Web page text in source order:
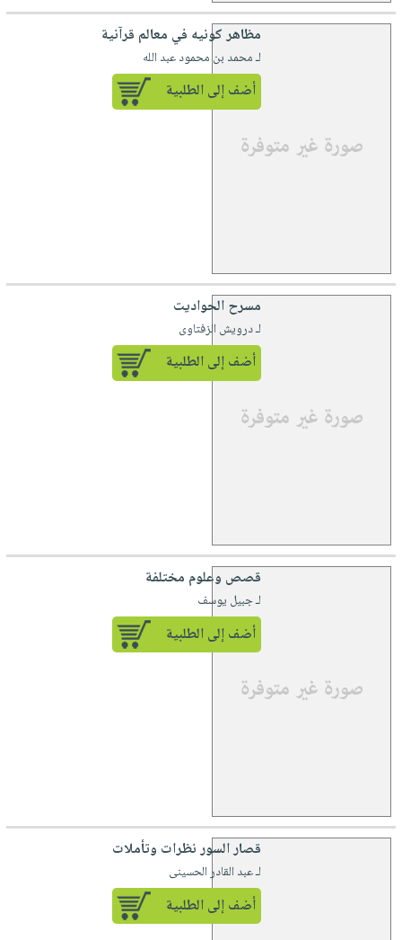
مظاهر كونيه في معالم قرآنية
لـ محمد بن محمود عبد الله
أضف إلى الطلبية
مسرح الحواديت
لـ درويش الزفتاوى
أضف إلى الطلبية
قصص وعلوم مختلفة
لـ جبيل يوسف
أضف إلى الطلبية
قصار السور نظرات وتأملات
لـ عبد القادر الحسينى
أضف إلى الطلبية